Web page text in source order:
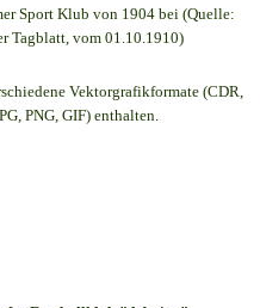
Sport Klub von 1904 bei (Quelle:
Tagblatt, vom 01.10.1910)
Vektorgrafikformate (CDR,
PNG, GIF) enthalten.